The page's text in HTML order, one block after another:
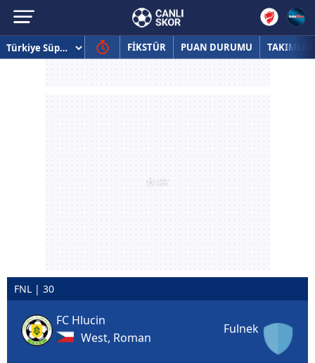
FİKSTÜR PUAN DURUMU TAKIMLAR
FNL | 30
FC Hlucin
West, Roman
Fulnek